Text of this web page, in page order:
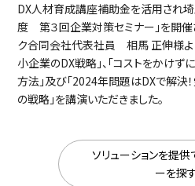
DX人材育成講座補助金を活用され
度 第３回企業対策セミナー」を開催
ク合同会社代表社員 相馬 正伸様よ
小企業のDX戦略」、「コストをかけ
方法」及び「2024年問題はDXで解決
の戦略」を講演いただきました。
ソリューションを提
ーを探